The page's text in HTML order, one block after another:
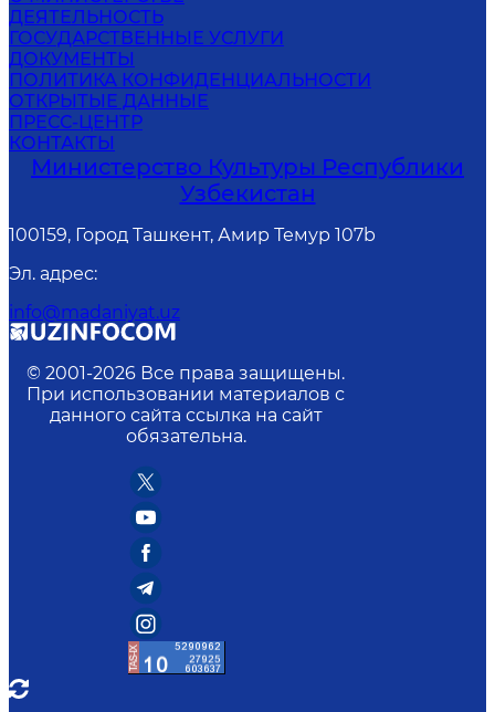
ДЕЯТЕЛЬНОСТЬ
ГОСУДАРСТВЕННЫЕ УСЛУГИ
ДОКУМЕНТЫ
ПОЛИТИКА КОНФИДЕНЦИАЛЬНОСТИ
ОТКРЫТЫЕ ДАННЫЕ
ПРЕСС-ЦЕНТР
КОНТАКТЫ
Министерство Культуры Республики
Узбекистан
100159, Город Ташкент, Амир Темур 107b
Эл. адрес:
info@madaniyat.uz
© 2001-2026 Все права защищены.
При использовании материалов с
данного сайта ссылка на сайт
обязательна.